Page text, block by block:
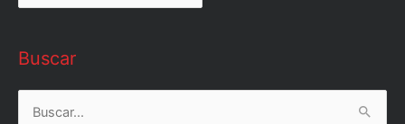
Buscar
Buscar